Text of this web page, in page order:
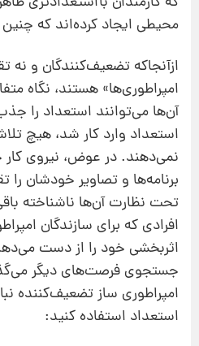
محیطی ایجاد کرده‌اند که
ازآنجاکه تضعیف‌کنندگان و نه
امپراطوری‌ها» هستند، نگاه
آن‌ها می‌توانند استعداد را
استعداد وارد کار شد، هیچ
نمی‌دهند. در عوض، نیروی کار
برنامه‌ها و تصاویر خودشان را
تحت نظارت آن‌ها ناشناخته
افرادی که برای سازندگان
اثربخشی خود را از دست
جستجوی فرصت‌های دیگر
امپراطوری ساز تضعیف‌کننده
استعداد استفاده کنید: